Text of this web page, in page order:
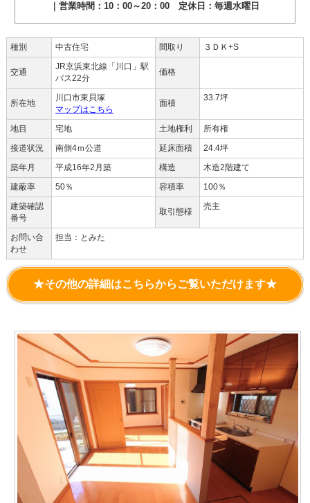
｜営業時間：10：00～20：00 定休日：毎週水曜日
種別 中古住宅 間取り ３ＤＫ+S
交通
JR京浜東北線「川口」駅
バス22分
価格
所在地
川口市東貝塚
マップはこちら
面積
33.7坪
地目 宅地 土地権利
所有権
接道状況
南側4ｍ公道 延床面積
24.4坪
築年月
平成16年2月築 構造
木造2階建て
建蔽率
50％ 容積率
100％
建築確認
番号
取引態様
売主
お問い合
わせ
担当：とみた
★その他の詳細はこちらからご覧いただけます★